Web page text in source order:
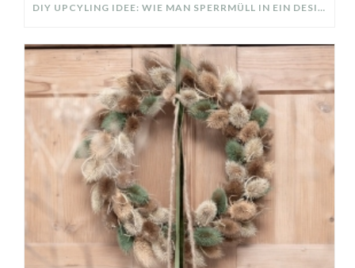
DIY UPCYLING IDEE: WIE MAN SPERRMÜLL IN EIN DESIGNER TEIL VERWANDELT